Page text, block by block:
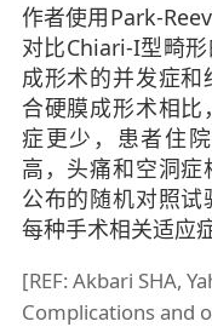
作者使用Park-
对比Chiari-I型畸
成形术的并发症
合硬膜成形术相
症更少，患者住
高，头痛和空洞
公布的随机对照
每种手术相关适应
[REF: Akbari SHA,
Complications and